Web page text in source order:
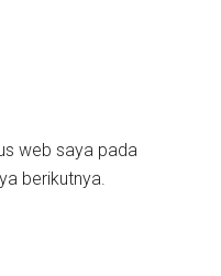
web saya pada
berikutnya.